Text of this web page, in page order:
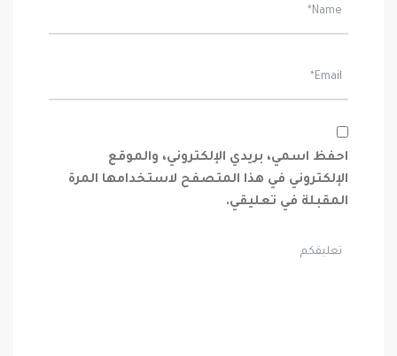
احفظ اسمي، بريدي الإلكتروني، والموقع
الإلكتروني في هذا المتصفح لاستخدامها المرة
المقبلة في تعليقي.